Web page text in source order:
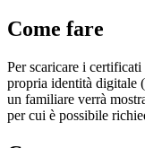
Come fare
Per scaricare i certificati
propria identità digitale
un familiare verrà
per cui è possibile